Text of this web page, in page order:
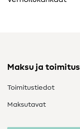
Maksu ja toimitus
Toimitustiedot
Maksutavat